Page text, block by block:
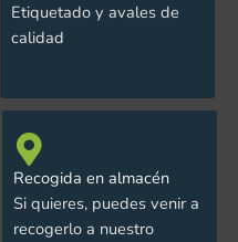
Etiquetado y avales de
calidad
Recogida en almacén
Si quieres, puedes venir a
recogerlo a nuestro